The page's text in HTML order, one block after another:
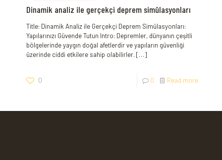
Dinamik analiz ile gerçekçi deprem simülasyonları
Title: Dinamik Analiz ile Gerçekçi Deprem Simülasyonları:
Yapılarınızı Güvende Tutun Intro: Depremler, dünyanın çeşitli
bölgelerinde yaygın doğal afetlerdir ve yapıların güvenliği
üzerinde ciddi etkilere sahip olabilirler. […]
0 0 Read more